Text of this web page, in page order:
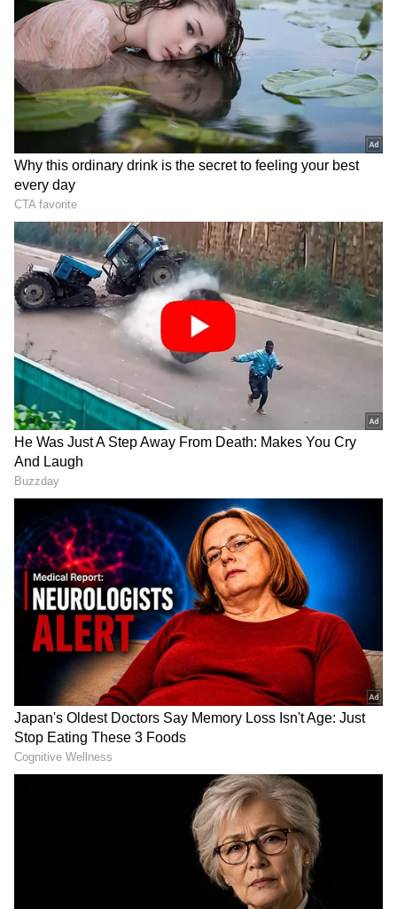
ಅಧಿಕಾರಿಗಳು ಚೆನ್ನಾಗಿ ಜವಾಬ್ದಾರಿಯಿಂದ ಕೆಲಸ ಮಾಡಿದರೆ
ಜನರು ನಮ್ಮ ಬಳಿಗೆ ಬರುವುದಿಲ್ಲ. ನೀವುಗಳು ನಿಗದಿತ
ಸಮಯದಲ್ಲಿ ಜನರ ಸಮಸ್ಯೆಗೆ ಪರಿಹಾರ ಕಂಡುಹಿಡಿದು,
ಅವರನ್ನು ಕಚೇರಿಯಿಂದ ಕಚೇರಿಗೆ ಅಲೆಯುವುದನ್ನು
ತಪ್ಪಿಸಬೇಕು ಎಂದು ಅವರು ಹೇಳಿದರು.
ತಹಸೀಲ್ದಾರ್ ಸುರೇಶ್ ಆಚಾರ್, ಇಓ ಸಿ. ಕೃಷ್ಣ,
ಮುಖ್ಯಮಂತ್ರಿಗಳ ವಿಶೇಷಾಧಿಕಾರಿ ಕೆ.ಎನ್. ವಿಜಯ್,
ಅಧಿಕಾರಿಗಳಾದ ಕೋಮಲ, ರಾಜಣ್ಣ, ಶಾಂತ, ಜಿಪಂ ಮಾಜಿ
ಸದಸ್ಯ ಮಹಾದೇವ, ತಾಪಂ ಮಾಜಿ ಅಧ್ಯಕ್ಷೆ ಮಂಜುಳ
ಮಂಜುನಾಥ್, ವೆಂಕಟೇಶ, ಮಹಾದೇವಸ್ವಾಮಿ, ಬಸವಣ್ಣ,
ರಮೇಶ್, ಗ್ರಾಪಂ ಅಧ್ಯಕ್ಷೆ ಚಂದ್ರಮ್ಮ ಮಹದೇವಣ್ಣ
ಮೊದಲಾದವರು ಇದ್ದರು.
DOWNLOAD APP
RECOMMENDED STORIES
ಕೆಎಸ್‌ಆರ್ ಬೆಂಗಳೂರು ನಿಲ್ದಾಣಕ್ಕೆ
ಹೊಸ ರೂಪ; ರೈಲು ಸಂಚಾರ
Bhatkal: ಭಟ್ಕಳದಲ್ಲಿ ರೌಡಿಗಳ
ಅಟ್ಟಹಾಸ! ಜಗಳ ಬಿಡಿಸಲು
ಹೋದ ಪೊಲೀಸರ ಮೇಲೆಯೇ
ಚಾಕು ಇರಿತ!